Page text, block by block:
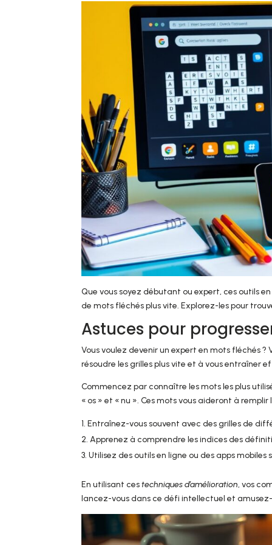
Que vous soyez débutant ou expert, ces outils
de mots fléchés plus vite. Explorez-les pour
Astuces pour
Vous voulez devenir un expert en mots fléchés ?
résoudre les grilles plus vite et à vous entraîner
Commencez par connaître les mots les plus
« os » et « nu ». Ces mots vous aideront à
Entraînez-vous souvent avec des grilles de
Apprenez à comprendre les indices des
Utilisez des outils en ligne ou des apps
En utilisant cestechniques d’amélioration, vos
lancez-vous dans ce défi intellectuel et